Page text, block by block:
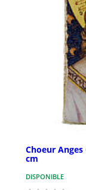
Choeur
cm
DISPONIBLE